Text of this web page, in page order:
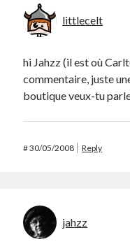
littlecelt
hi Jahzz (il est où
commentaire, juste
boutique veux-tu
#30/05/2008 Reply
jahzz